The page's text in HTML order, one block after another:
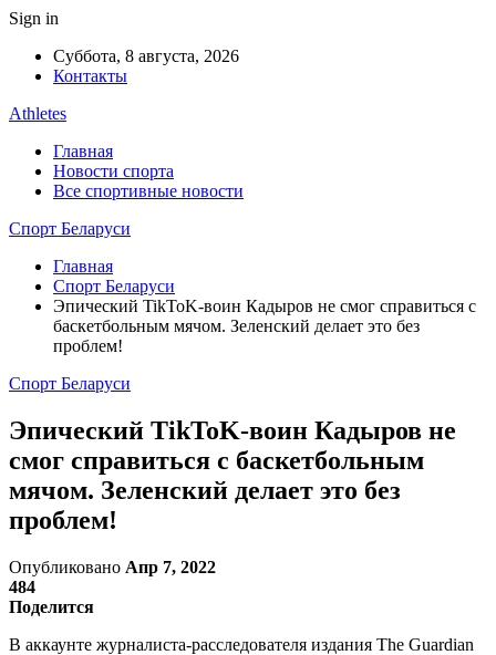
Sign in
Суббота, 8 августа, 2026
Контакты
Athletes
Главная
Новости спорта
Все спортивные новости
Спорт Беларуси
Главная
Спорт Беларуси
Эпический TikToK-воин Кадыров не смог справиться с
баскетбольным мячом. Зеленский делает это без
проблем!
Спорт Беларуси
Эпический TikToK-воин Кадыров не
смог справиться с баскетбольным
мячом. Зеленский делает это без
проблем!
Опубликовано Апр 7, 2022
484
Поделится
В аккаунте журналиста-расследователя издания The Guardian